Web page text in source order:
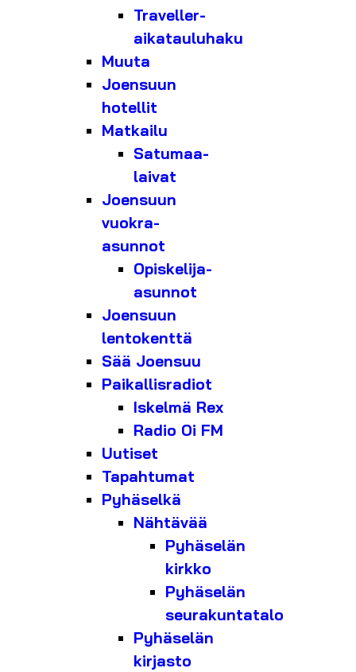
Traveller-
aikatauluhaku
Muuta
Joensuun
hotellit
Matkailu
Satumaa-
laivat
Joensuun
vuokra-
asunnot
Opiskelija-
asunnot
Joensuun
lentokenttä
Sää Joensuu
Paikallisradiot
Iskelmä Rex
Radio Oi FM
Uutiset
Tapahtumat
Pyhäselkä
Nähtävää
Pyhäselän
kirkko
Pyhäselän
seurakuntatalo
Pyhäselän
kirjasto